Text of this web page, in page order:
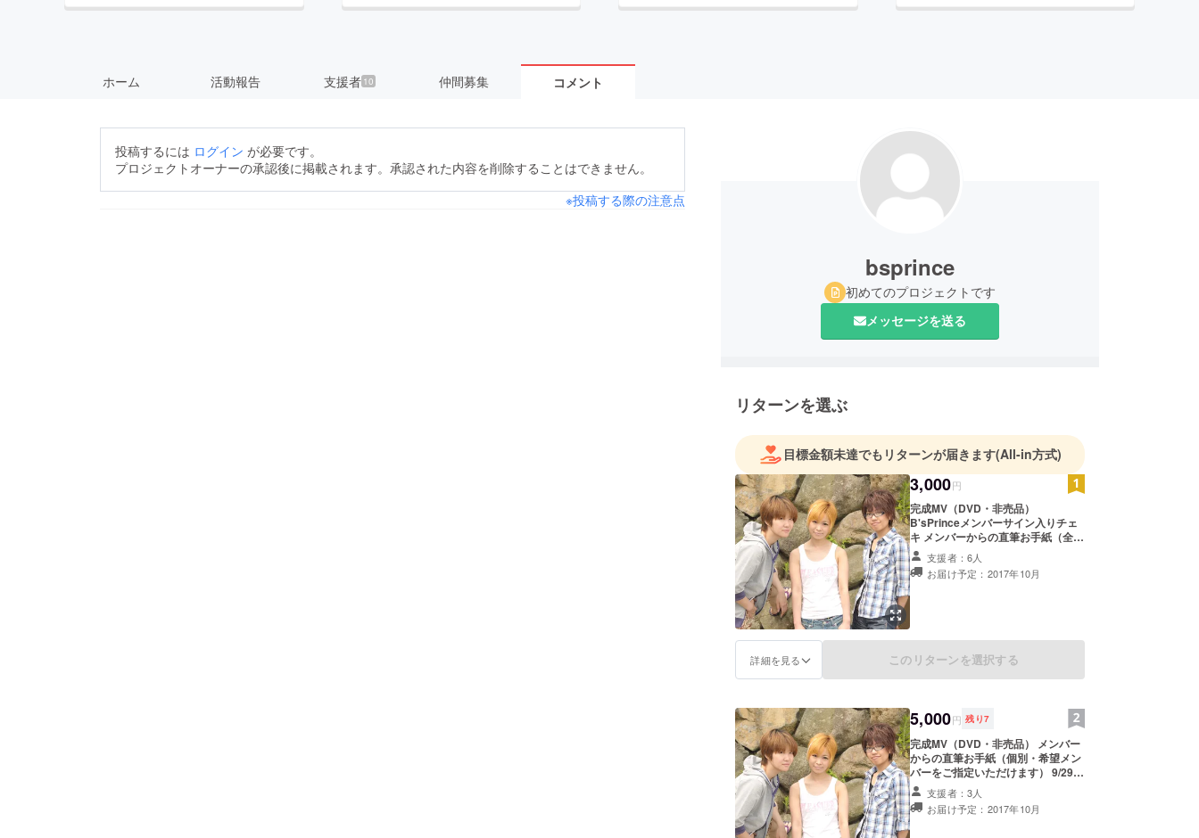
ホーム 活動報告 支援者 10 仲間募集 コメント
投稿するには ログイン が必要です。
プロジェクトオーナーの承認後に掲載されます。承認された内容を削除することはできません。
※投稿する際の注意点
bsprince
初めてのプロジェクトです
メッセージを送る
リターンを選ぶ
目標金額未達でもリターンが届きます(All-in方式)
3,000円
完成MV（DVD・非売品）
B'sPrinceメンバーサイン入りチェ
キ メンバーからの直筆お手紙（全メ
ンバーからの寄せ書きメッセージ）
メンバーから電話メッセージ（1分
程おしゃべりなど・録音可）
支援者：6人
お届け予定：2017年10月
詳細を見る このリターンを選択する
5,000円 残り7
完成MV（DVD・非売品） メンバー
からの直筆お手紙（個別・希望メン
バーをご指定いただけます） 9/29大
阪で一緒に遊ぼう権（2ショットプ
リクラ撮影付き） ※当日ライブ前の
時間を予定しています。 ※参加者に
支援者：3人
お届け予定：2017年10月